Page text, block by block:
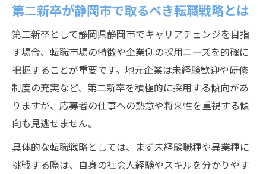
第二新卒が静岡市で取るべき転職戦略とは
第二新卒として静岡県静岡市でキャリアチェンジを目指
す場合、転職市場の特徴や企業側の採用ニーズを的確に
把握することが重要です。地元企業は未経験歓迎や研修
制度の充実など、第二新卒を積極的に採用する傾向があ
りますが、応募者の仕事への熱意や将来性を重視する傾
向も見逃せません。
具体的な転職戦略としては、まず未経験職種や異業種に
挑戦する際は、自身の社会人経験やスキルを分かりやす